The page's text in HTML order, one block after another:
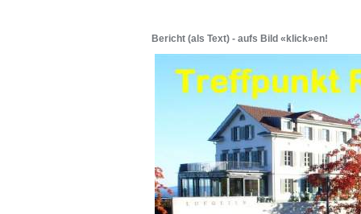
Bericht (als Text) - aufs Bild «klick»en!